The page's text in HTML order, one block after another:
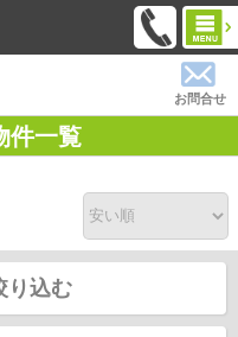
お問合せ
件一覧
り込む